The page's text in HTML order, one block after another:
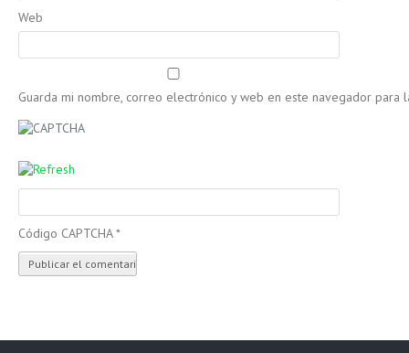
Web
Guarda mi nombre, correo electrónico y web en este navegador para
Código CAPTCHA*